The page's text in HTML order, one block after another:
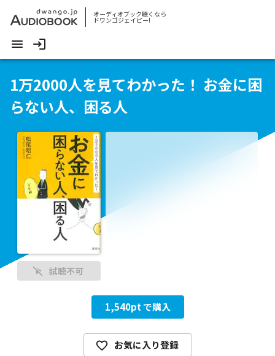
オーディオブック聴くなら
ドワンゴジェイピー!
1万2000人を見てわかった！ お金に困
らない人、困る人
試聴不可
1,540pt で購入
お気に入り登録